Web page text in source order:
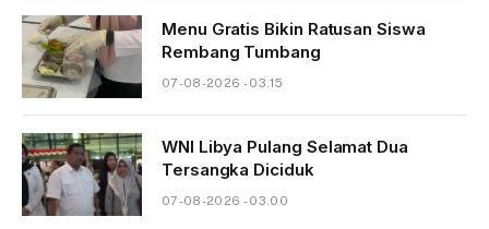
Menu Gratis Bikin Ratusan Siswa
Rembang Tumbang
07-08-2026 - 03.15
WNI Libya Pulang Selamat Dua
Tersangka Diciduk
07-08-2026 - 03.00